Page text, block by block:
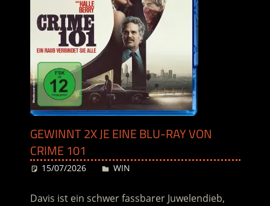
GEWINNT 2X JE EINE BLU-RAY VON
CRIME 101
15/07/2026 Desiree
WIN
Davis ist ein schwer fassbarer Juwelendieb,